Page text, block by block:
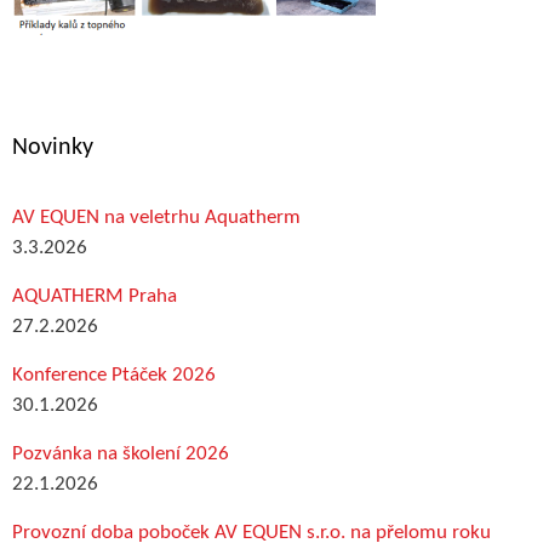
Novinky
AV EQUEN na veletrhu Aquatherm
3.3.2026
AQUATHERM Praha
27.2.2026
Konference Ptáček 2026
30.1.2026
Pozvánka na školení 2026
22.1.2026
Provozní doba poboček AV EQUEN s.r.o. na přelomu roku